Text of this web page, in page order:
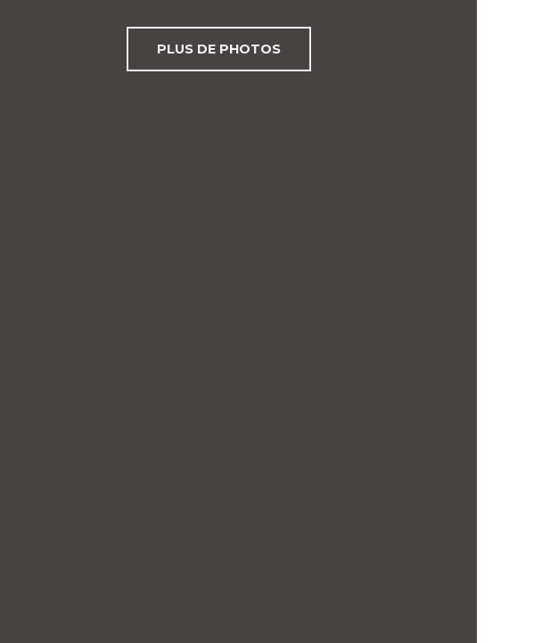
PLUS DE PHOTOS